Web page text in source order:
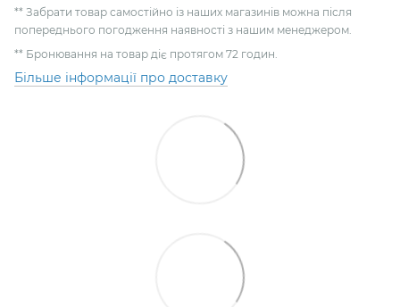
** Забрати товар самостійно із наших магазинів можна після
попереднього погодження наявності з нашим менеджером.
** Бронювання на товар діє протягом 72 годин.
Більше інформації про доставку